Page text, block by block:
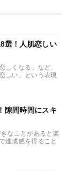
選！人肌恋しい
しくなる」など、
しい」という表現
隙間時間にスキ
なことがあると楽
達成感を得ること